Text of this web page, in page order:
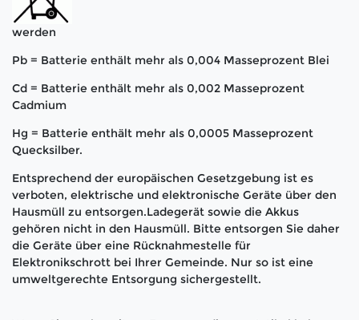
werden
Pb = Batterie enthält mehr als 0,004 Masseprozent Blei
Cd = Batterie enthält mehr als 0,002 Masseprozent
Cadmium
Hg = Batterie enthält mehr als 0,0005 Masseprozent
Quecksilber.
Entsprechend der europäischen Gesetzgebung ist es
verboten, elektrische und elektronische Geräte über den
Hausmüll zu entsorgen.Ladegerät sowie die Akkus
gehören nicht in den Hausmüll. Bitte entsorgen Sie daher
die Geräte über eine Rücknahmestelle für
Elektronikschrott bei Ihrer Gemeinde. Nur so ist eine
umweltgerechte Entsorgung sichergestellt.